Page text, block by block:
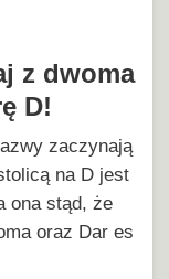
z dwoma
D!
zaczynają
na D jest
ona stąd, że
oraz Dar es